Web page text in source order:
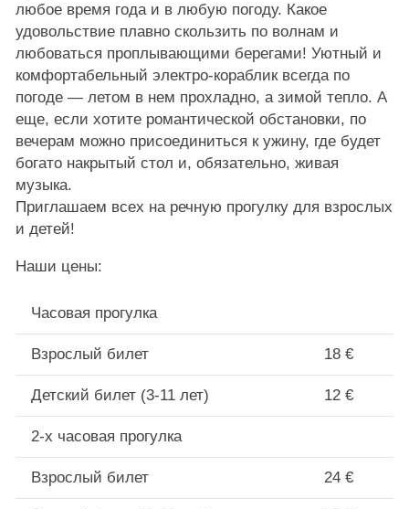
любое время года и в любую погоду. Какое
удовольствие плавно скользить по волнам и
любоваться проплывающими берегами! Уютный и
комфортабельный электро-кораблик всегда по
погоде — летом в нем прохладно, а зимой тепло. А
еще, если хотите романтической обстановки, по
вечерам можно присоединиться к ужину, где будет
богато накрытый стол и, обязательно, живая
музыка.
Приглашаем всех на речную прогулку для взрослых
и детей!
Наши цены:
Часовая прогулка
Взрослый билет 18 €
Детский билет (3-11 лет) 12 €
2-х часовая прогулка
Взрослый билет 24 €